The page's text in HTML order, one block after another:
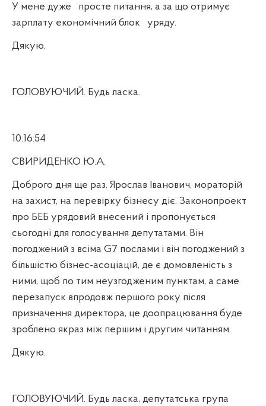
У мене дуже
просте питання, а за що отримує
зарплату економічний блок
уряду.
Дякую.
ГОЛОВУЮЧИЙ. Будь ласка.
10:16:54
СВИРИДЕНКО Ю.А.
Доброго дня ще раз. Ярослав Іванович, мораторій
на захист, на перевірку бізнесу діє. Законопроект
про БЕБ урядовий внесений і пропонується
сьогодні для голосування депутатами. Він
погоджений з всіма G7 послами і він погоджений з
більшістю бізнес-асоціацій, де є домовленість з
ними, щоб по тим неузгодженим пунктам, а саме
перезапуск впродовж першого року після
призначення директора, це доопрацювання буде
зроблено якраз між першим і другим читанням.
Дякую.
ГОЛОВУЮЧИЙ. Будь ласка, депутатська група